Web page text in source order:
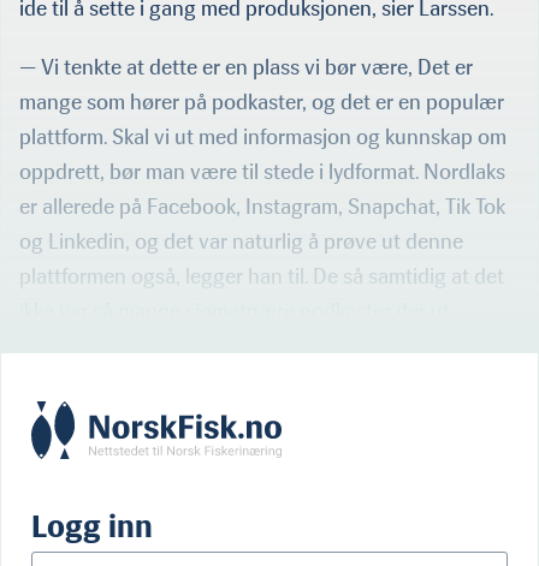
ide til å sette i gang med produksjonen, sier Larssen.
— Vi tenkte at dette er en plass vi bør være, Det er
mange som hører på podkaster, og det er en populær
plattform. Skal vi ut med informasjon og kunnskap om
oppdrett, bør man være til stede i lydformat. Nordlaks
er allerede på Facebook, Instagram, Snapchat, Tik Tok
og Linkedin, og det var naturlig å prøve ut denne
plattformen også, legger han til. De så samtidig at det
Logg inn